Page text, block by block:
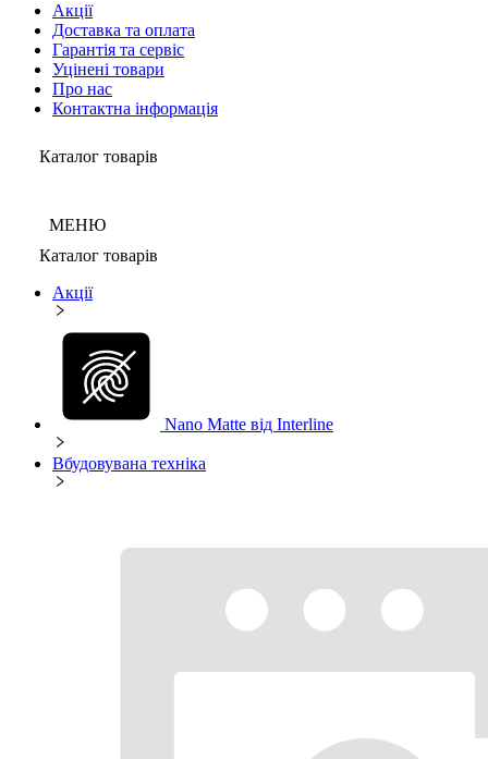
Акції
Доставка та оплата
Гарантія та сервіс
Уцінені товари
Про нас
Контактна інформація
Каталог товарів
МЕНЮ
Каталог товарів
Акції
Nano Matte від Interline
Вбудовувана техніка